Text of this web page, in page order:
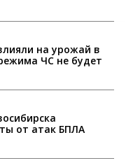
на урожай в
ЧС не будет
от атак БПЛА